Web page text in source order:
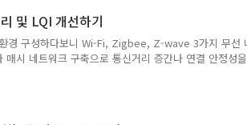
다. 온습도계 제품 본체 설명서 제품 스탠드 나..
및 LQI 개선하기
구성하다보니 Wi-Fi, Zigbee, Z-wave 3가지 무선
시 네트워크 구축으로 통신거리 증간나 연결 안정성
안정성을 맞바꾸는 느낌이라 다른 방법으로 통신거리를
나의 성능은 dBi로 표기한다. 흔히 말해 안테나 이득